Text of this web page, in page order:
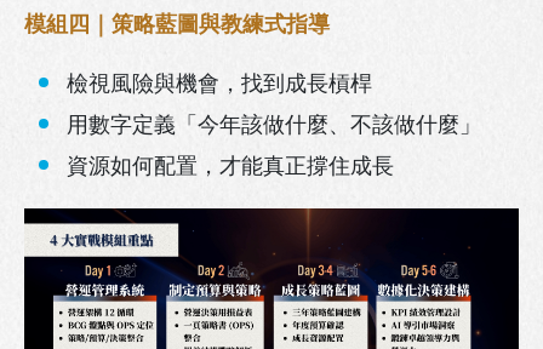
模組四｜策略藍圖與教練式指導
檢視風險與機會，找到成長槓桿
用數字定義「今年該做什麼、不該做什麼」
資源如何配置，才能真正撐住成長